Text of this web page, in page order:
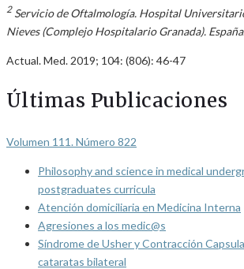
2Servicio de Oftalmología. Hospital
Nieves (Complejo Hospitalario Granada).
Actual. Med. 2019; 104: (806): 46-47
Últimas Publicaciones
Volumen 111. Número 822
Philosophy and science in medical
postgraduates curricula
Atención domiciliaria en Medicina Interna
Agresiones a los medic@s
Síndrome de Usher y Contracción
cataratas bilateral